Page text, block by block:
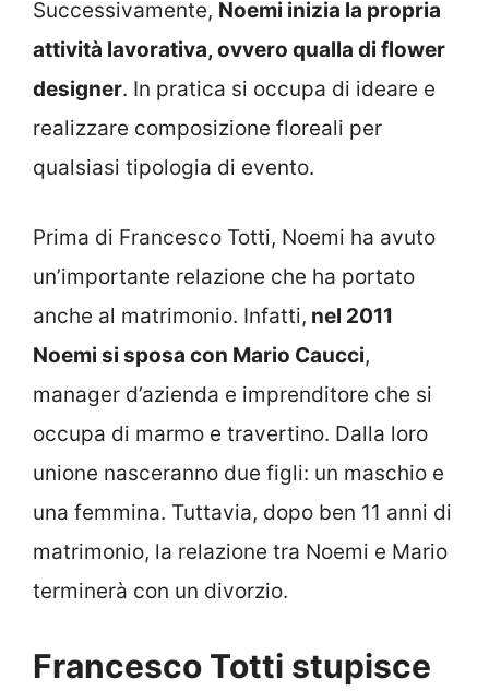
Successivamente, Noemi inizia la propria
attività lavorativa, ovvero qualla di flower
designer. In pratica si occupa di ideare e
realizzare composizione floreali per
qualsiasi tipologia di evento.
Prima di Francesco Totti, Noemi ha avuto
un’importante relazione che ha portato
anche al matrimonio. Infatti, nel 2011
Noemi si sposa con Mario Caucci,
manager d’azienda e imprenditore che si
occupa di marmo e travertino. Dalla loro
unione nasceranno due figli: un maschio e
una femmina. Tuttavia, dopo ben 11 anni di
matrimonio, la relazione tra Noemi e Mario
terminerà con un divorzio.
Francesco Totti stupisce